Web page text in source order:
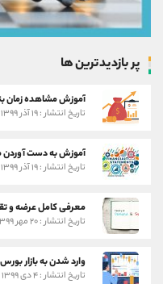
پر بازدیدترین ها
آموزش مشاهده زمان
تاریخ انتشار : ۱۹ آذر ۱۳۹۹
آموزش به دست آوردن
تاریخ انتشار : ۱۹ آذر ۱۳۹۹
معرفی کامل عرضه و
تاریخ انتشار : ۲۰ مهر ۱۳۹۹
وارد شدن به بازار بورس
تاریخ انتشار : ۴ دی ۱۳۹۹